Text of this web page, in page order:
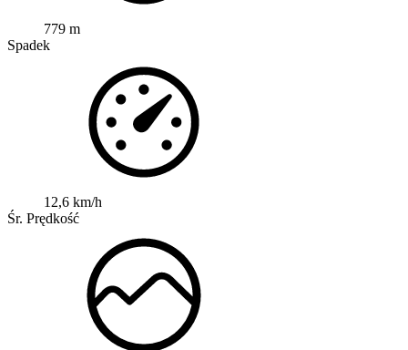
779 m
Spadek
12,6 km/h
Śr. Prędkość